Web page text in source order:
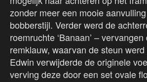
zonder meer een mooie
bobberstijl. Verder werd de
roemruchte ‘Banaan’ –
remklauw, waarvan de steun
Edwin verwijderde de originele
verving deze door een set ovale